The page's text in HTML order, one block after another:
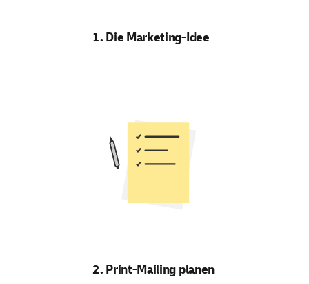
1. Die Marketing-Idee
2. Print-Mailing planen